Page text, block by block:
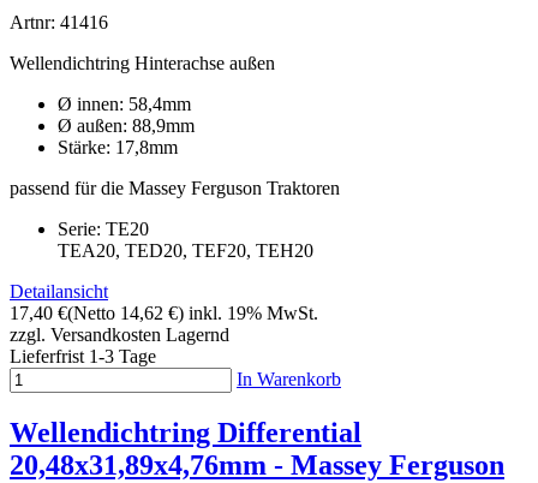
Artnr: 41416
Wellendichtring Hinterachse außen
Ø innen: 58,4mm
Ø außen: 88,9mm
Stärke: 17,8mm
passend für die Massey Ferguson Traktoren
Serie: TE20
TEA20, TED20, TEF20, TEH20
Detailansicht
17,40 €(Netto 14,62 €) inkl. 19% MwSt.
zzgl. Versandkosten Lagernd
Lieferfrist 1-3 Tage
In Warenkorb
Wellendichtring Differential
20,48x31,89x4,76mm - Massey Ferguson